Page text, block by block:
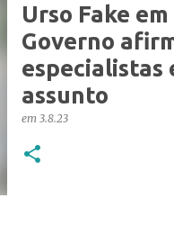
Urso Fake
Governo
especialistas
assunto
em 3.8.23